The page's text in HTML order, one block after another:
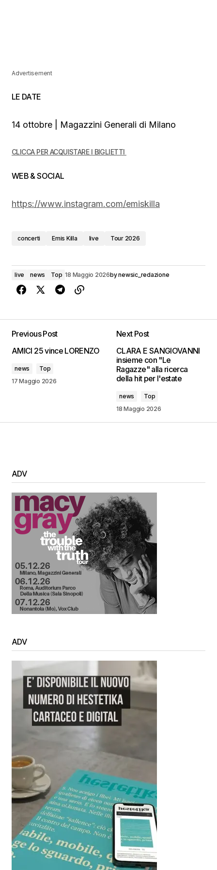
Advertisement
LE DATE
14 ottobre | Magazzini Generali di Milano
CLICCA PER ACQUISTARE I BIGLIETTI
WEB & SOCIAL
https://www.instagram.com/emiskilla
concerti Emis Killa live Tour 2026
live news Top 18 Maggio 2026bynewsic_redazione
Previous Post
AMICI 25 vince LORENZO
news
Top
17 Maggio 2026
Next Post
CLARA E SANGIOVANNI
insieme con "Le
Ragazze" alla ricerca
della hit per l'estate
news
Top
18 Maggio 2026
ADV
ADV